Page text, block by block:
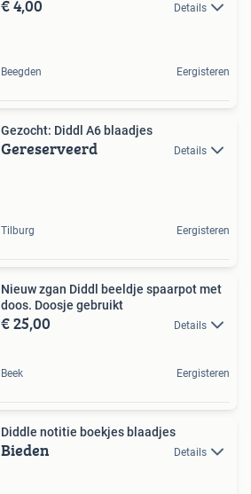
€ 4,00 Details
Beegden Eergisteren
Gezocht: Diddl A6 blaadjes
Gereserveerd Details
Tilburg Eergisteren
Nieuw zgan Diddl beeldje spaarpot met
doos. Doosje gebruikt
€ 25,00 Details
Beek Eergisteren
Diddle notitie boekjes blaadjes
Bieden Details